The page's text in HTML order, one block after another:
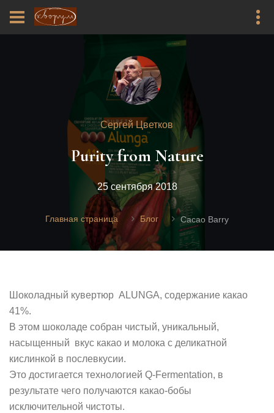
Сергей Цветков
Purity from Nature
25 сентября 2018
Главная страница Блог Cacao Barry
Шоколадный кувертюр ALUNGA, содержание какао
41%.
В этом шоколаде собран чистый, уникальный,
насыщенный вкус какао и молока с деликатной
кислинкой в послевкусии.
Это достигается технологией Q-Fermentation, в
результате чего получаются какао-бобы
исключительной чистоты.